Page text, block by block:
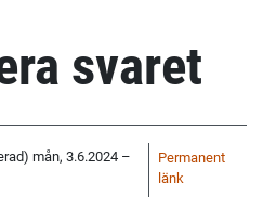
svaret
mån, 3.6.2024 –
Permanent
länk